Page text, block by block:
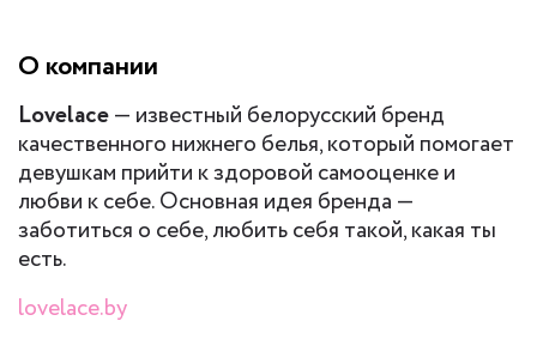
О компании
Lovelace— известный белорусский бренд
качественного нижнего белья, который помогает
девушкам прийти к здоровой самооценке и
любви к себе. Основная идея бренда —
заботиться о себе, любить себя такой, какая ты
есть.
lovelace.by